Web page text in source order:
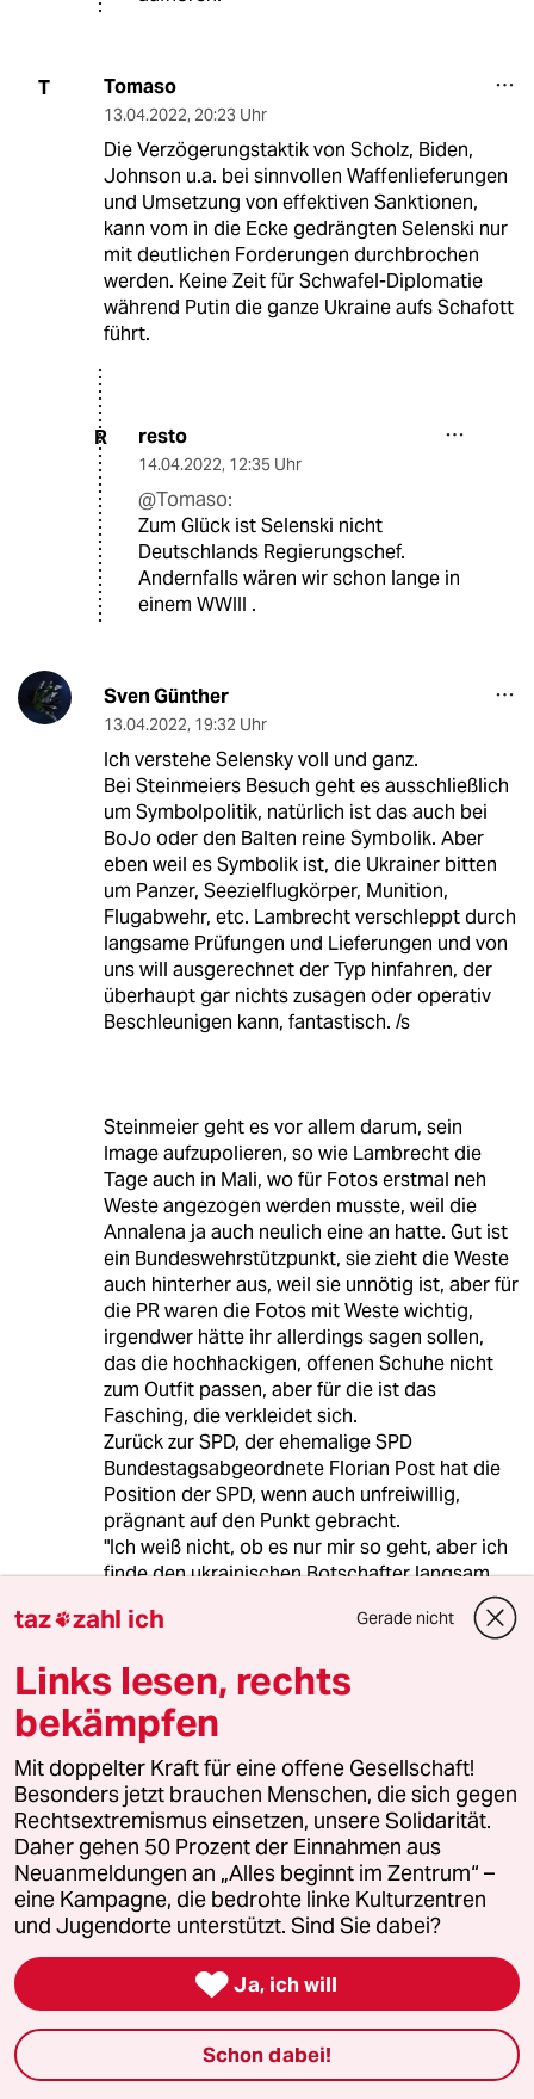
T Tomaso
13.04.2022, 20:23 Uhr
Die Verzögerungstaktik von Scholz, Biden,
Johnson u.a. bei sinnvollen Waffenlieferungen
und Umsetzung von effektiven Sanktionen,
kann vom in die Ecke gedrängten Selenski nur
mit deutlichen Forderungen durchbrochen
werden. Keine Zeit für Schwafel-Diplomatie
während Putin die ganze Ukraine aufs Schafott
führt.
R resto
14.04.2022, 12:35 Uhr
@Tomaso:
Zum Glück ist Selenski nicht
Deutschlands Regierungschef.
Andernfalls wären wir schon lange in
einem WWIII .
Sven Günther
13.04.2022, 19:32 Uhr
Ich verstehe Selensky voll und ganz.
Bei Steinmeiers Besuch geht es ausschließlich
um Symbolpolitik, natürlich ist das auch bei
BoJo oder den Balten reine Symbolik. Aber
eben weil es Symbolik ist, die Ukrainer bitten
um Panzer, Seezielflugkörper, Munition,
Flugabwehr, etc. Lambrecht verschleppt durch
langsame Prüfungen und Lieferungen und von
uns will ausgerechnet der Typ hinfahren, der
überhaupt gar nichts zusagen oder operativ
Beschleunigen kann, fantastisch. /s
Steinmeier geht es vor allem darum, sein
Image aufzupolieren, so wie Lambrecht die
Tage auch in Mali, wo für Fotos erstmal neh
Weste angezogen werden musste, weil die
Annalena ja auch neulich eine an hatte. Gut ist
ein Bundeswehrstützpunkt, sie zieht die Weste
auch hinterher aus, weil sie unnötig ist, aber für
die PR waren die Fotos mit Weste wichtig,
irgendwer hätte ihr allerdings sagen sollen,
das die hochhackigen, offenen Schuhe nicht
zum Outfit passen, aber für die ist das
Fasching, die verkleidet sich.
Zurück zur SPD, der ehemalige SPD
Bundestagsabgeordnete Florian Post hat die
Position der SPD, wenn auch unfreiwillig,
prägnant auf den Punkt gebracht.
"Ich weiß nicht, ob es nur mir so geht, aber ich
finde den ukrainischen Botschafter langsam
mit seinen Unverschämtheiten unerträglich. Ich
verurteile den Angriffskriegs Russlands aufs
noch will ich einen 3. Weltkrieg #Ukraine"
twitter.com/floria...510927921535496193
4 Dinge kennzeichnen die Haltung, sie soll uns
möglichst wenig kosten, billige Soliadressen
sind Trumpf, in "Gefahr" wollen wir uns für
"fremder Leutz Probleme" schon mal gar nicht
begeben und die Ukrainer sollen jetzt
verdammt nochmal dankbar sein. Die schätzen
es gar nicht wert, das wir ankündigen, Strelas
zu schicken, obwohl die eigentlich schon
verschrottet werden sollten und natürlich nicht
mehr funktionieren.
cuba libre
taz zahl ich Gerade nicht
Links lesen, rechts
bekämpfen
Mit doppelter Kraft für eine offene Gesellschaft!
Besonders jetzt brauchen Menschen, die sich gegen
Rechtsextremismus einsetzen, unsere Solidarität.
Daher gehen 50 Prozent der Einnahmen aus
Neuanmeldungen an „Alles beginnt im Zentrum“ –
eine Kampagne, die bedrohte linke Kulturzentren
und Jugendorte unterstützt. Sind Sie dabei?
 Ja, ich will
Schon dabei!